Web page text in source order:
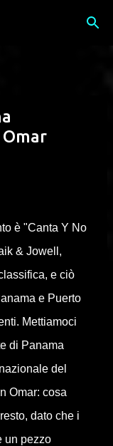
è "Canta Y No
& Jowell,
e ciò
e Puerto
Mettiamoci
di Panama
del
Omar: cosa
dato che i
un pezzo